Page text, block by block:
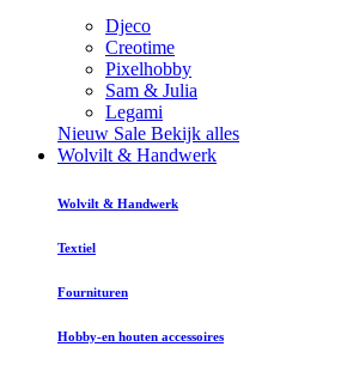
Djeco
Creotime
Pixelhobby
Sam & Julia
Legami
Nieuw Sale Bekijk alles
Wolvilt & Handwerk
Wolvilt & Handwerk
Textiel
Fournituren
Hobby-en houten accessoires